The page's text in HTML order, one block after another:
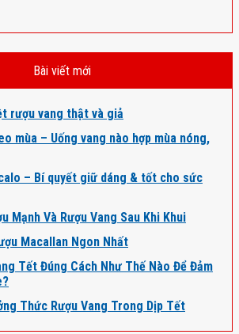
Bài viết mới
rượu vang thật và giả
mùa – Uống vang nào hợp mùa nóng,
– Bí quyết giữ dáng & tốt cho sức
Mạnh Và Rượu Vang Sau Khi Khui
Macallan Ngon Nhất
Tết Đúng Cách Như Thế Nào Để Đảm
Thức Rượu Vang Trong Dịp Tết